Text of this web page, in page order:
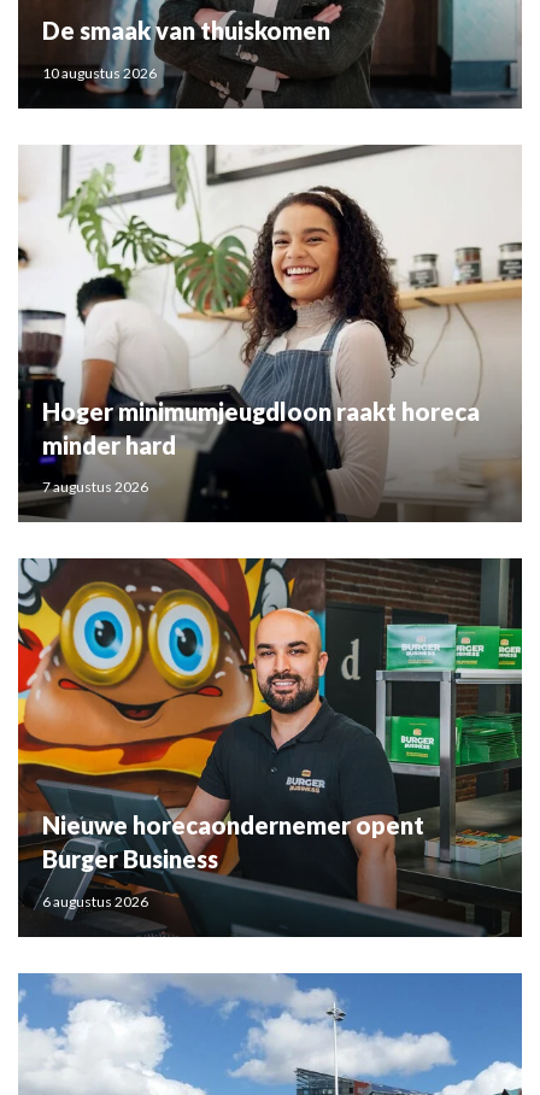
De smaak van thuiskomen
10 augustus 2026
Hoger minimumjeugdloon raakt horeca
minder hard
7 augustus 2026
Nieuwe horecaondernemer opent
Burger Business
6 augustus 2026